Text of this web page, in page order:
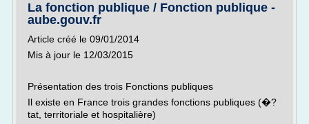
La fonction publique / Fonction publique -
aube.gouv.fr
Article créé le 09/01/2014
Mis à jour le 12/03/2015
Présentation des trois Fonctions publiques
Il existe en France trois grandes fonctions publiques (�?
tat, territoriale et hospitalière)